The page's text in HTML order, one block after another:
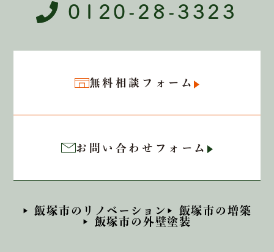
0120-28-3323
無料相談フォーム
お問い合わせフォーム
飯塚市のリノベーション
飯塚市の増築
飯塚市の外壁塗装